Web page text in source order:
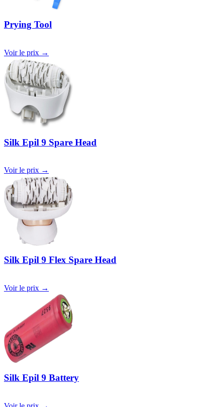
Prying Tool
Voir le prix →
Silk Epil 9 Spare Head
Voir le prix →
Silk Epil 9 Flex Spare Head
Voir le prix →
Silk Epil 9 Battery